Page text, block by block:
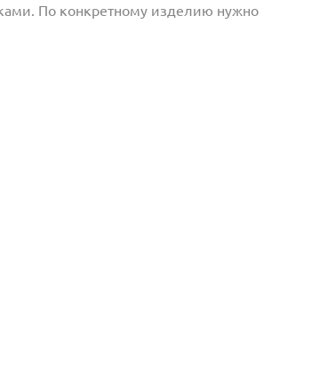
По конкретному изделию нужно